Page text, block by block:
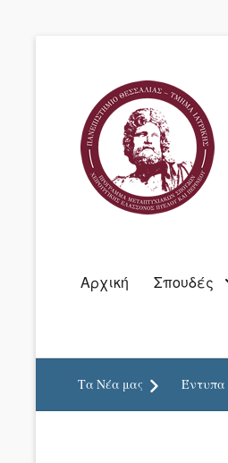
Primary
Αρχική Σπουδές
Τα Νέα μας Έντυπα